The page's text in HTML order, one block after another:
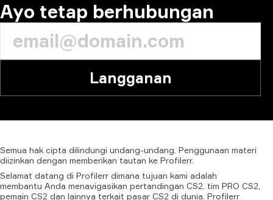
Ayo tetap berhubungan
Langganan
Semua hak cipta dilindungi undang-undang. Penggunaan materi
diizinkan dengan memberikan tautan ke Profilerr.
Selamat datang di Profilerr dimana tujuan kami adalah
membantu Anda menavigasikan pertandingan CS2, tim PRO CS2,
pemain CS2 dan lainnya terkait pasar CS2 di dunia. Profilerr